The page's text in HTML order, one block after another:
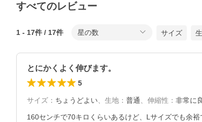
すべてのレビュー
1 - 17件 / 17件 星の数 サイズ
とにかくよく伸びます。
5
サイズ ： ちょうどよい、 生地 ： 普通 、 伸縮性 ： 非常に
160センチで70キロくらいあるけど、Lサイズでも余